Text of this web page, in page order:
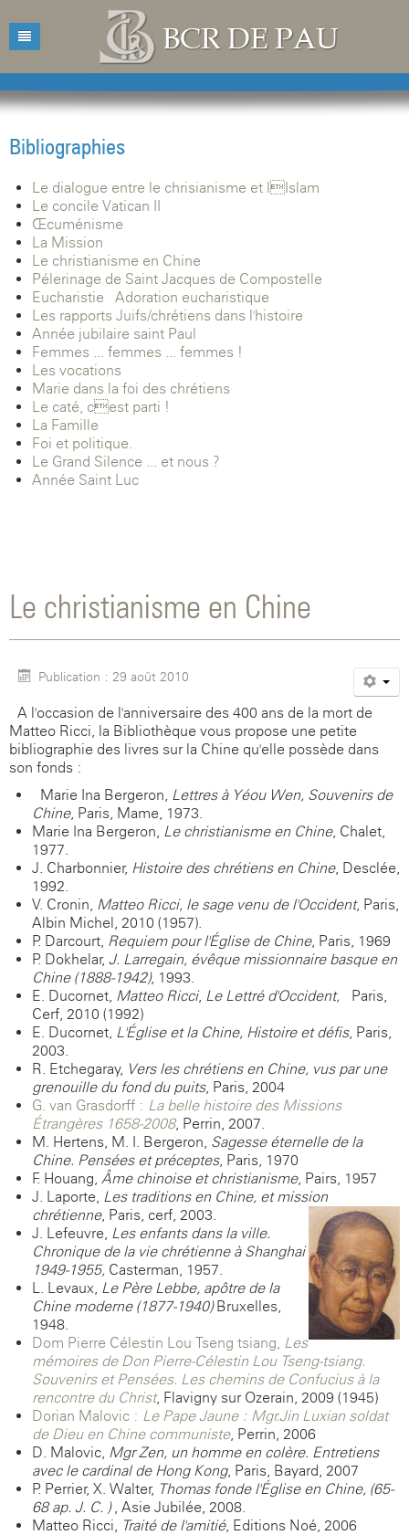
Accueil
Horaires d'ouvertures
Contacts
Mentions légales
Catalogue des livres
Catalogue des revues
Acquisitions
Bibliographies
Conférences
Agenda
Bibliographies
Le dialogue entre le chrisianisme et lIslam
Le concile Vatican II
Œcuménisme
La Mission
Le christianisme en Chine
Pélerinage de Saint Jacques de Compostelle
Eucharistie - Adoration eucharistique
Les rapports Juifs/chrétiens dans l'histoire
Année jubilaire saint Paul
Femmes ... femmes ... femmes !
Les vocations
Marie dans la foi des chrétiens
Le caté, cest parti !
La Famille
Foi et politique.
Le Grand Silence ... et nous ?
Année Saint-Luc
Le christianisme en Chine
Publication : 29 août 2010
A l'occasion de l'anniversaire des 400 ans de la mort de
Matteo Ricci, la Bibliothèque vous propose une petite
bibliographie des livres sur la Chine qu'elle possède dans
son fonds :
Marie Ina Bergeron, Lettres à Yéou Wen, Souvenirs de
Chine, Paris, Mame, 1973.
Marie Ina Bergeron, Le christianisme en Chine, Chalet,
1977.
J. Charbonnier, Histoire des chrétiens en Chine, Desclée,
1992.
V. Cronin, Matteo Ricci, le sage venu de l'Occident, Paris,
Albin Michel, 2010 (1957).
P. Darcourt, Requiem pour l'Église de Chine, Paris, 1969
P. Dokhelar, J. Larregain, évêque missionnaire basque en
Chine (1888-1942), 1993.
E. Ducornet, Matteo Ricci, Le Lettré d'Occident, Paris,
Cerf, 2010 (1992)
E. Ducornet, L'Église et la Chine, Histoire et défis, Paris,
2003.
R. Etchegaray, Vers les chrétiens en Chine, vus par une
grenouille du fond du puits, Paris, 2004
G. van Grasdorff : La belle histoire des Missions
Étrangères 1658-2008, Perrin, 2007.
M. Hertens, M. I. Bergeron, Sagesse éternelle de la
Chine. Pensées et préceptes, Paris, 1970
F. Houang, Âme chinoise et christianisme, Pairs, 1957
J. Laporte, Les traditions en Chine, et mission
chrétienne, Paris, cerf, 2003.
J. Lefeuvre, Les enfants dans la ville.
Chronique de la vie chrétienne à Shanghai
1949-1955, Casterman, 1957.
L. Levaux, Le Père Lebbe, apôtre de la
Chine moderne (1877-1940)Bruxelles,
1948.
Dom Pierre-Célestin Lou Tseng-tsiang, Les
mémoires de Don Pierre-Célestin Lou Tseng-tsiang.
Souvenirs et Pensées. Les chemins de Confucius à la
rencontre du Christ, Flavigny-sur-Ozerain, 2009 (1945)
Dorian Malovic : Le Pape Jaune : Mgr.Jin Luxian soldat
de Dieu en Chine communiste, Perrin, 2006
D. Malovic, Mgr Zen, un homme en colère. Entretiens
avec le cardinal de Hong Kong, Paris, Bayard, 2007
P. Perrier, X. Walter, Thomas fonde l'Église en Chine, (65-
68 ap. J. C. ), Asie Jubilée, 2008.
Matteo Ricci, Traité de l'amitié, Editions Noé, 2006